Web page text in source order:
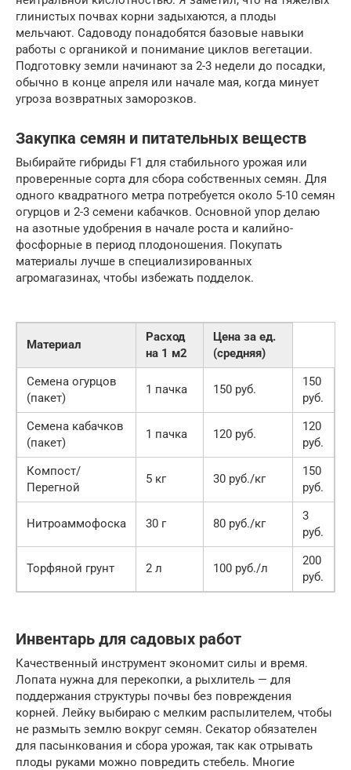
глинистых почвах корни задыхаются, а плоды
мельчают. Садоводу понадобятся базовые навыки
работы с органикой и понимание циклов вегетации.
Подготовку земли начинают за 2-3 недели до посадки,
обычно в конце апреля или начале мая, когда минует
угроза возвратных заморозков.
Закупка семян и питательных веществ
Выбирайте гибриды F1 для стабильного урожая или
проверенные сорта для сбора собственных семян. Для
одного квадратного метра потребуется около 5-10 семян
огурцов и 2-3 семени кабачков. Основной упор делаю
на азотные удобрения в начале роста и калийно-
фосфорные в период плодоношения. Покупать
материалы лучше в специализированных
агромагазинах, чтобы избежать подделок.
Материал
Расход
на 1 м2
Цена за ед.
(средняя)
Семена огурцов
(пакет)
1 пачка 150 руб.
150
руб.
Семена кабачков
(пакет)
1 пачка 120 руб.
120
руб.
Компост/
Перегной
5 кг 30 руб./кг
150
руб.
Нитроаммофоска 30 г 80 руб./кг
3
руб.
Торфяной грунт 2 л 100 руб./л
200
руб.
Инвентарь для садовых работ
Качественный инструмент экономит силы и время.
Лопата нужна для перекопки, а рыхлитель — для
поддержания структуры почвы без повреждения
корней. Лейку выбираю с мелким распылителем, чтобы
не размыть землю вокруг семян. Секатор обязателен
для пасынкования и сбора урожая, так как отрывать
плоды руками можно повредить стебель. Многие